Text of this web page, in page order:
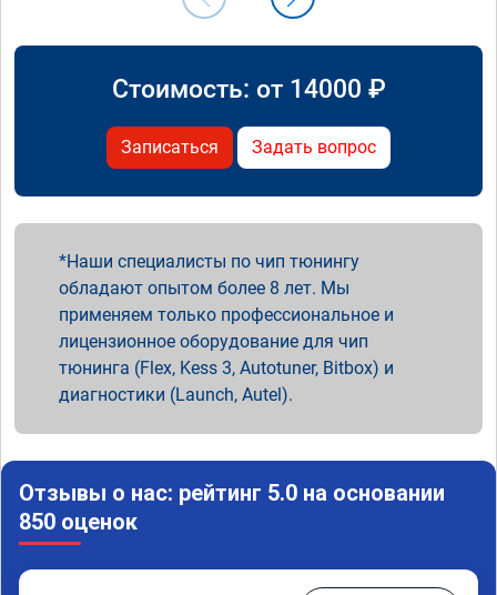
Стоимость: от 14000 ₽
Записаться Задать вопрос
Наши специалисты по чип тюнингу
обладают опытом более 8 лет. Мы
применяем только профессиональное и
лицензионное оборудование для чип
тюнинга (Flex, Kess 3, Autotuner, Bitbox) и
диагностики (Launch, Autel).
Отзывы о нас: рейтинг 5.0 на основании
850 оценок